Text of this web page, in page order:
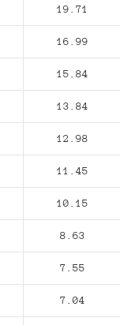
19.71
16.99
15.84
13.84
12.98
11.45
10.15
8.63
7.55
7.04